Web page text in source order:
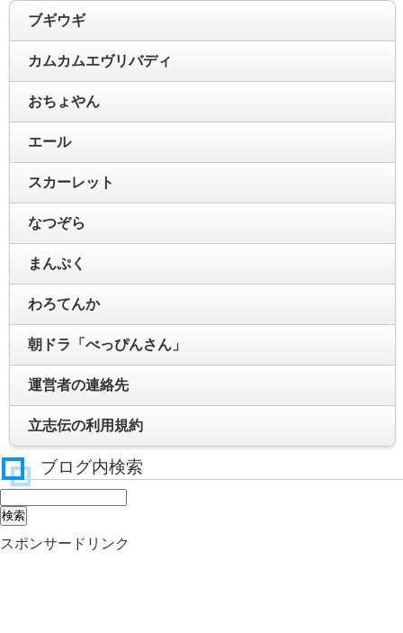
ブギウギ
カムカムエヴリバディ
おちょやん
エール
スカーレット
なつぞら
まんぷく
わろてんか
朝ドラ「べっぴんさん」
運営者の連絡先
立志伝の利用規約
ブログ内検索
スポンサードリンク